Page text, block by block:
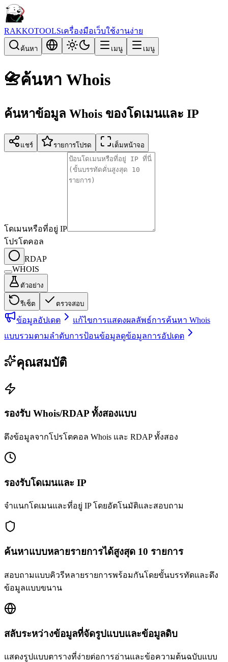
RAKKOTOOLSเครื่องมือเว็บใช้งานง่าย
ค้นหา เมนู เมนู
📇ค้นหา Whois
ค้นหาข้อมูล Whois ของโดเมนและ IP
แชร์ รายการโปรด เต็มหน้าจอ
โดเมนหรือที่อยู่ IP
โปรโตคอล
RDAP
WHOIS
ตัวอย่าง
รีเซ็ต ตรวจสอบ
ข้อมูลอัปเดต
แก้ไขการแสดงผลลัพธ์การค้นหา Whois
แบบรวมตามลำดับการป้อนข้อมูลดูข้อมูลการอัปเดต
คุณสมบัติ
รองรับ Whois/RDAP ทั้งสองแบบ
ดึงข้อมูลจากโปรโตคอล Whois และ RDAP ทั้งสอง
รองรับโดเมนและ IP
จำแนกโดเมนและที่อยู่ IP โดยอัตโนมัติและสอบถาม
ค้นหาแบบหลายรายการได้สูงสุด 10 รายการ
สอบถามแบบคิวรีหลายรายการพร้อมกันโดยขั้นบรรทัดและดึง
ข้อมูลแบบขนาน
สลับระหว่างข้อมูลที่จัดรูปแบบและข้อมูลดิบ
แสดงรูปแบบตารางที่ง่ายต่อการอ่านและข้อความต้นฉบับแบบ